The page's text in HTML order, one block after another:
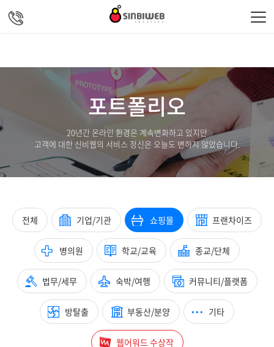
포트폴리오
20년간 온라인 환경은 계속변화하고 있지만
고객에 대한 신비웹의 서비스 정신은 오늘도 변하지 않았습니다.
전체 기업/기관 쇼핑몰 프랜차이즈
병의원 학교/교육 종교/단체
법무/세무 숙박/여행 커뮤니티/플랫폼
방탈출 부동산/분양 기타
웹어워드 수상작